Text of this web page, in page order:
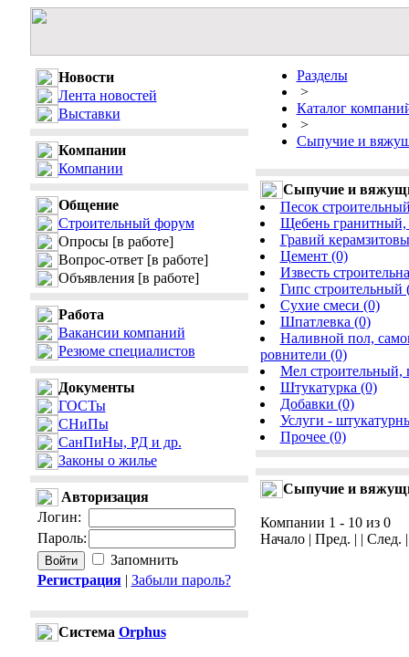
Новости
Лента новостей
Выставки
Компании
Компании
Общение
Строительный форум
Опросы [в работе]
Вопрос-ответ [в работе]
Объявления [в работе]
Работа
Вакансии компаний
Резюме специалистов
Документы
ГОСТы
СНиПы
СанПиНы, РД и др.
Законы о жилье
Авторизация
Логин:
Пароль:
Запомнить
Регистрация| Забыли пароль?
Cистема Orphus
Разделы
>
Каталог
>
Сыпучие и
Сыпучие и
Песок
Щебень гранитный,
Гравий
Цемент (0)
Известь
Гипс строительный
Сухие смеси (0)
Шпатлевка (0)
Наливной пол,
ровнители (0)
Мел строительный,
Штукатурка (0)
Добавки (0)
Услуги -
Прочее (0)
Сыпучие и
Компании 1 - 10 из 0
Начало | Пред. | | След.